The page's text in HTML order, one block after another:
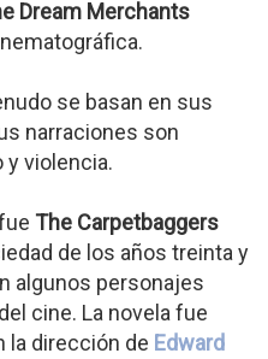
Dream Merchants
se basan en sus
narraciones son
violencia.
The Carpetbaggers
de los años treinta y
algunos personajes
cine. La novela fue
la dirección de Edward